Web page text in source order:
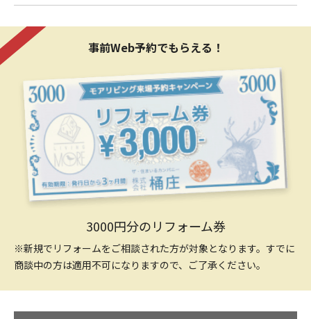
事前Web予約でもらえる！
3000円分のリフォーム券
※新規でリフォームをご相談された方が対象となります。すでに
商談中の方は適用不可になりますので、ご了承ください。